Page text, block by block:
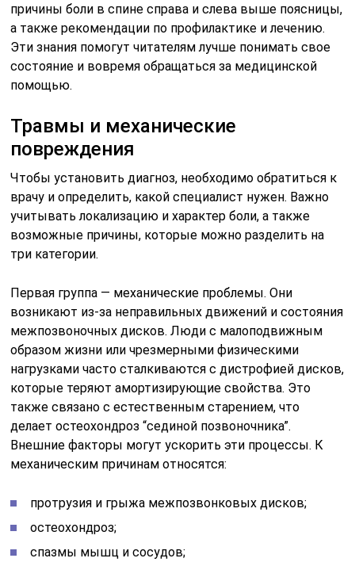
причины боли в спине справа и слева выше поясницы,
а также рекомендации по профилактике и лечению.
Эти знания помогут читателям лучше понимать свое
состояние и вовремя обращаться за медицинской
помощью.
Травмы и механические
повреждения
Чтобы установить диагноз, необходимо обратиться к
врачу и определить, какой специалист нужен. Важно
учитывать локализацию и характер боли, а также
возможные причины, которые можно разделить на
три категории.
Первая группа — механические проблемы. Они
возникают из-за неправильных движений и состояния
межпозвоночных дисков. Люди с малоподвижным
образом жизни или чрезмерными физическими
нагрузками часто сталкиваются с дистрофией дисков,
которые теряют амортизирующие свойства. Это
также связано с естественным старением, что
делает остеохондроз “сединой позвоночника”.
Внешние факторы могут ускорить эти процессы. К
механическим причинам относятся:
протрузия и грыжа межпозвонковых дисков;
остеохондроз;
спазмы мышц и сосудов;